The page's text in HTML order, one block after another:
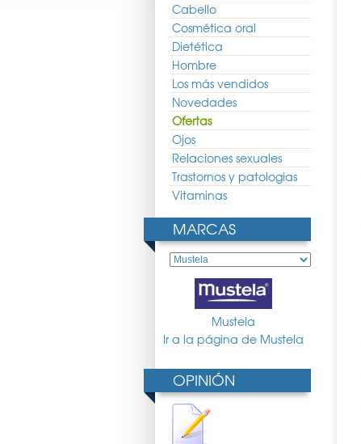
Cabello
Cosmética oral
Dietética
Hombre
Los más vendidos
Novedades
Ofertas
Ojos
Relaciones sexuales
Trastornos y patologias
Vitaminas
MARCAS
Mustela
Ir a la página de Mustela
OPINIÓN